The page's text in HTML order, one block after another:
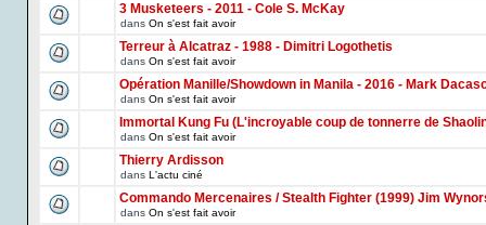
3 Musketeers - 2011 - Cole S. McKay
dans On s'est fait avoir
Terreur à Alcatraz - 1988 - Dimitri Logothetis
dans On s'est fait avoir
Opération Manille/Showdown in Manila - 2016 - Mark
dans On s'est fait avoir
Immortal Kung Fu (L'incroyable coup de tonnerre de
dans On s'est fait avoir
Thierry Ardisson
dans L'actu ciné
Commando Mercenaires / Stealth Fighter (1999) Jim
dans On s'est fait avoir